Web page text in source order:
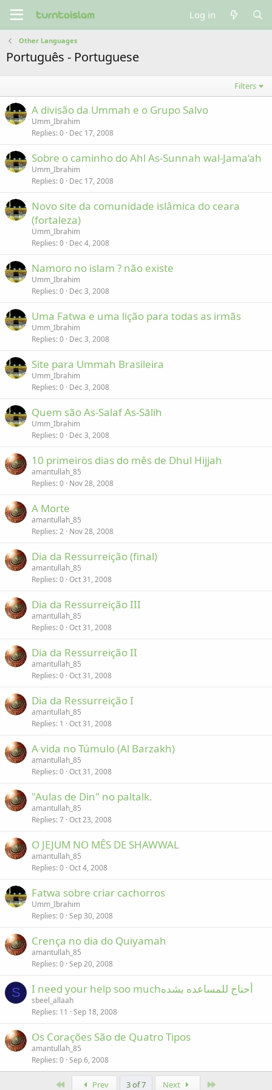
Log in
Other Languages
Português - Portuguese
Filters
A divisão da Ummah e o Grupo Salvo
Umm_Ibrahim
Replies 0 Dec 17, 2008
Sobre o caminho do Ahl As-Sunnah wal-Jama‘ah
Umm_Ibrahim
Replies 0 Dec 17, 2008
Novo site da comunidade islâmica do ceara
(fortaleza)
Umm_Ibrahim
Replies 0 Dec 4, 2008
Namoro no islam ? não existe
Umm_Ibrahim
Replies 0 Dec 3, 2008
Uma Fatwa e uma lição para todas as irmãs
Umm_Ibrahim
Replies 0 Dec 3, 2008
Site para Ummah Brasileira
Umm_Ibrahim
Replies 0 Dec 3, 2008
Quem são As-Salaf As-Sālih
Umm_Ibrahim
Replies 0 Dec 3, 2008
10 primeiros dias do mês de Dhul Hijjah
amantullah_85
Replies 0 Nov 28, 2008
A Morte
amantullah_85
Replies 2 Nov 28, 2008
Dia da Ressurreição (final)
amantullah_85
Replies 0 Oct 31, 2008
Dia da Ressurreição III
amantullah_85
Replies 0 Oct 31, 2008
Dia da Ressurreição II
amantullah_85
Replies 0 Oct 31, 2008
Dia da Ressurreição I
amantullah_85
Replies 1 Oct 31, 2008
A vida no Túmulo (Al Barzakh)
amantullah_85
Replies 0 Oct 31, 2008
"Aulas de Din" no paltalk.
amantullah_85
Replies 7 Oct 23, 2008
O JEJUM NO MÊS DE SHAWWAL
amantullah_85
Replies 0 Oct 4, 2008
Fatwa sobre criar cachorros
Umm_Ibrahim
Replies 0 Sep 30, 2008
Crença no dia do Quiyamah
amantullah_85
Replies 0 Sep 20, 2008
S I need your help soo muchأحتاج للمساعده بشده
sbeel_allaah
Replies 11 Sep 18, 2008
Os Corações São de Quatro Tipos
amantullah_85
Replies 0 Sep 6, 2008
Prev 3 of 7 Next